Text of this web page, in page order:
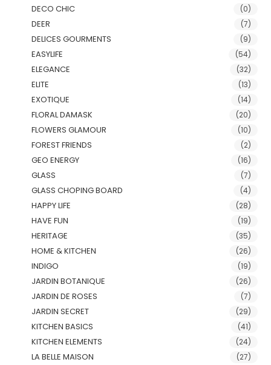
DECO CHIC (0)
DEER (7)
DELICES GOURMENTS (9)
EASYLIFE (54)
ELEGANCE (32)
ELITE (13)
EXOTIQUE (14)
FLORAL DAMASK (20)
FLOWERS GLAMOUR (10)
FOREST FRIENDS (2)
GEO ENERGY (16)
GLASS (7)
GLASS CHOPING BOARD (4)
HAPPY LIFE (28)
HAVE FUN (19)
HERITAGE (35)
HOME & KITCHEN (26)
INDIGO (19)
JARDIN BOTANIQUE (26)
JARDIN DE ROSES (7)
JARDIN SECRET (29)
KITCHEN BASICS (41)
KITCHEN ELEMENTS (24)
LA BELLE MAISON (27)